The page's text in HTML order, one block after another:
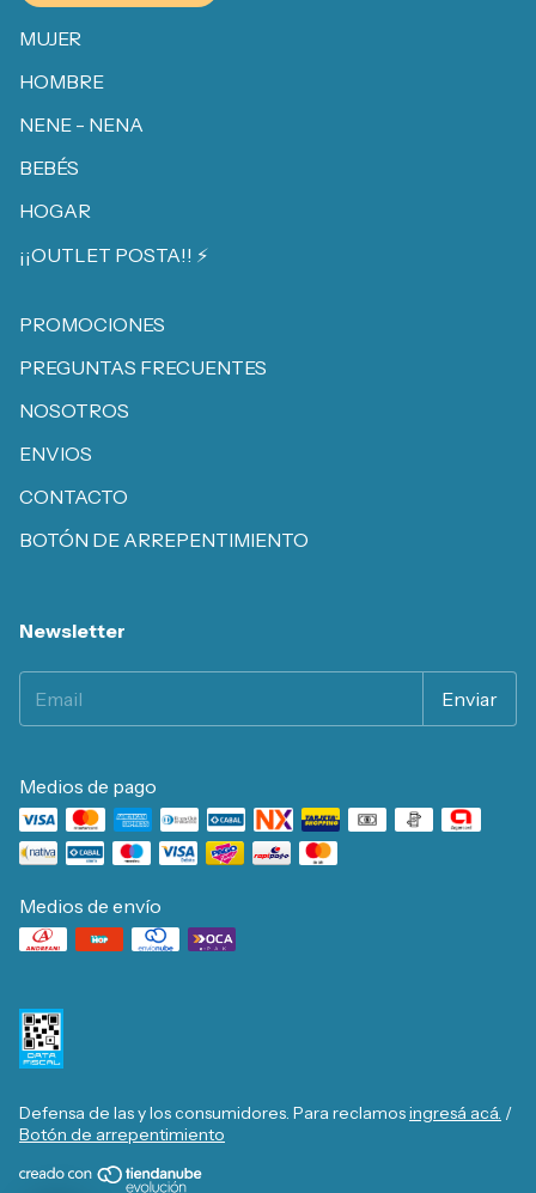
MUJER
HOMBRE
NENE - NENA
BEBÉS
HOGAR
¡¡OUTLET POSTA!! ⚡️
PROMOCIONES
PREGUNTAS FRECUENTES
NOSOTROS
ENVIOS
CONTACTO
BOTÓN DE ARREPENTIMIENTO
Newsletter
Medios de pago
Medios de envío
Defensa de las y los consumidores. Para reclamosingresá acá. /
Botón de arrepentimiento